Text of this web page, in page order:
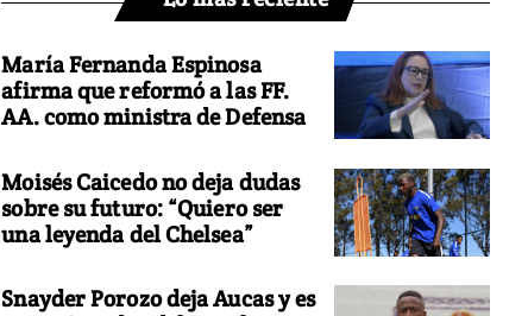
María Fernanda Espinosa
afirma que reformó a las FF.
AA. como ministra de Defensa
Moisés Caicedo no deja dudas
sobre su futuro: “Quiero ser
una leyenda del Chelsea”
Snayder Porozo deja Aucas y es